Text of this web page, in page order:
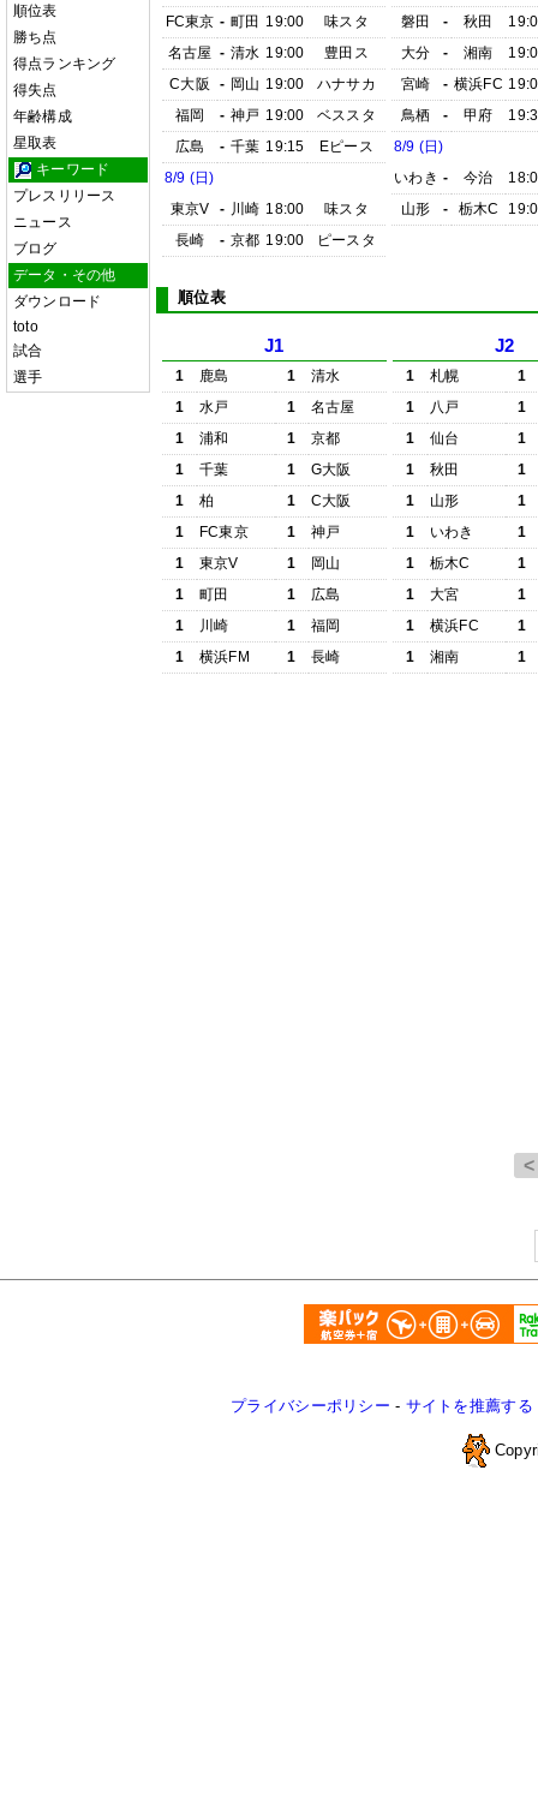
順位表
勝ち点
得点ランキング
得失点
年齢構成
星取表
キーワード
プレスリリース
ニュース
ブログ
データ・その他
ダウンロード
toto
試合
選手
FC東京 - 町田 19:00
味スタ
名古屋 - 清水 19:00
豊田ス
C大阪
- 岡山 19:00
ハナサカ
福岡
- 神戸 19:00
ベススタ
広島
- 千葉 19:15
Eピース
8/9 (日)
東京V
- 川崎 18:00
味スタ
長崎
- 京都 19:00 ピースタ
磐田
- 秋田
大分
- 湘南
宮崎
- 横浜FC
鳥栖
- 甲府
8/9 (日)
いわき - 今治
山形
- 栃木C
順位表
J1
1 鹿島 1
清水
1
水戸 1
名古屋
1
浦和 1
京都
1
千葉 1
G大阪
1
柏 1
C大阪
1
FC東京 1
神戸
1
東京V 1
岡山
1
町田 1
広島
1
川崎 1
福岡
1
横浜FM 1 長崎
J2
1 札幌
1
1
八戸
1
1
仙台
1
1
秋田
1
1
山形
1
1
いわき
1
1
栃木C
1
1
大宮
1
1
横浜FC
1
1
湘南 1
プライバシーポリシー - サイトを推薦する